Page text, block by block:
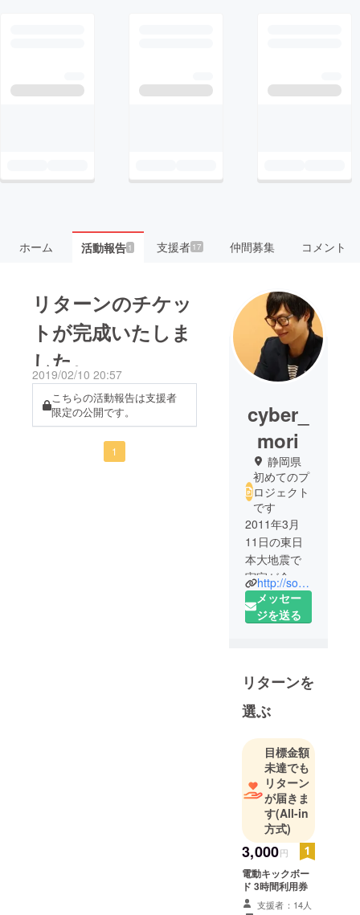
ホーム 活動報告1 支援者 17 仲間募集 コメント
リターンのチケッ
トが完成いたしま
した。
2019/02/10 20:57
こちらの活動報告は支援者
限定の公開です。
1
cyber_
mori
静岡県
初めてのプ
ロジェクト
です
2011年3月
11日の東日
本大地震で
実家が全壊
したのを機
に、単身静
に、社会人
イベントコ
ミュニティ
「SOON」を
立ち上げ、1
年間でフォ
ロワー500名
を達成。
イベント運
営を通し
て、後藤 英
俊と出会
い、2018年9
http://soon-c.com
メッセー
ジを送る
リターンを
選ぶ
目標金額
未達でも
リターン
が届きま
す(All-in
方式)
3,000円
電動キックボー
ド 3時間利用券
支援者：14人